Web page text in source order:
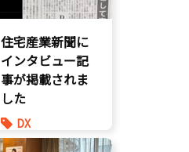
住宅産業新聞に
インタビュー記
事が掲載されま
した
DX
報道記事